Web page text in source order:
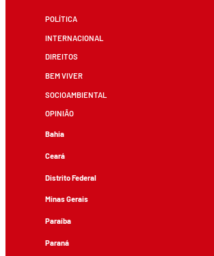
POLÍTICA
INTERNACIONAL
DIREITOS
BEM VIVER
SOCIOAMBIENTAL
OPINIÃO
Bahia
Ceará
Distrito Federal
Minas Gerais
Paraíba
Paraná